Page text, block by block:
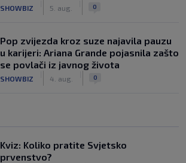
SHOWBIZ 5. aug. 0
Pop zvijezda kroz suze najavila pauzu
u karijeri: Ariana Grande pojasnila zašto
se povlači iz javnog života
SHOWBIZ 4. aug. 0
Kviz: Koliko pratite Svjetsko
prvenstvo?